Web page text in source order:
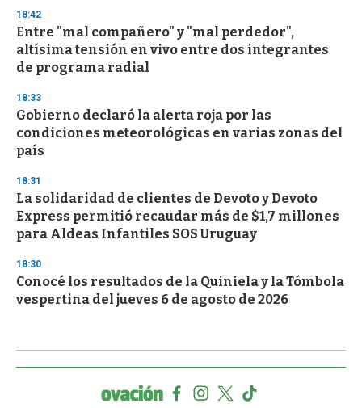
18:42
Entre "mal compañero" y "mal perdedor",
altísima tensión en vivo entre dos integrantes
de programa radial
18:33
Gobierno declaró la alerta roja por las
condiciones meteorológicas en varias zonas del
país
18:31
La solidaridad de clientes de Devoto y Devoto
Express permitió recaudar más de $1,7 millones
para Aldeas Infantiles SOS Uruguay
18:30
Conocé los resultados de la Quiniela y la Tómbola
vespertina del jueves 6 de agosto de 2026